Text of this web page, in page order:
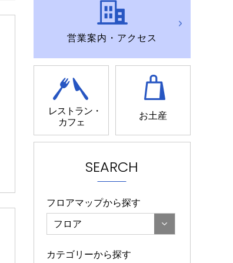
営業案内・アクセス
レストラン・
カフェ
お土産
SEARCH
フロアマップから探す
フロア
カテゴリーから探す